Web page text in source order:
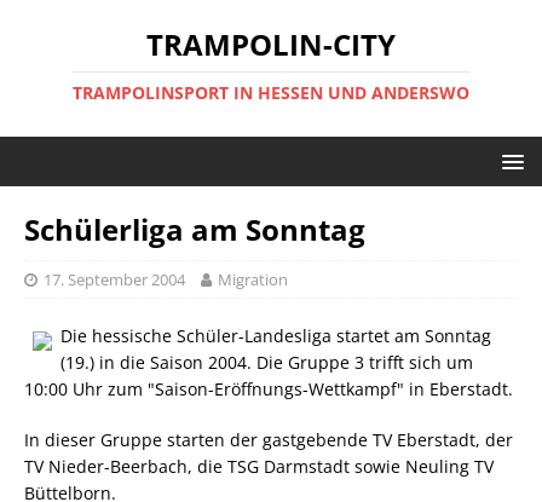
TRAMPOLIN-CITY
TRAMPOLINSPORT IN HESSEN UND ANDERSWO
Schülerliga am Sonntag
17. September 2004 Migration
Die hessische Schüler-Landesliga startet am Sonntag
(19.) in die Saison 2004. Die Gruppe 3 trifft sich um
10:00 Uhr zum "Saison-Eröffnungs-Wettkampf" in Eberstadt.
In dieser Gruppe starten der gastgebende TV Eberstadt, der
TV Nieder-Beerbach, die TSG Darmstadt sowie Neuling TV
Büttelborn.